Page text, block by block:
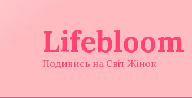
Lifebloom
Подивись на Світ Жінок